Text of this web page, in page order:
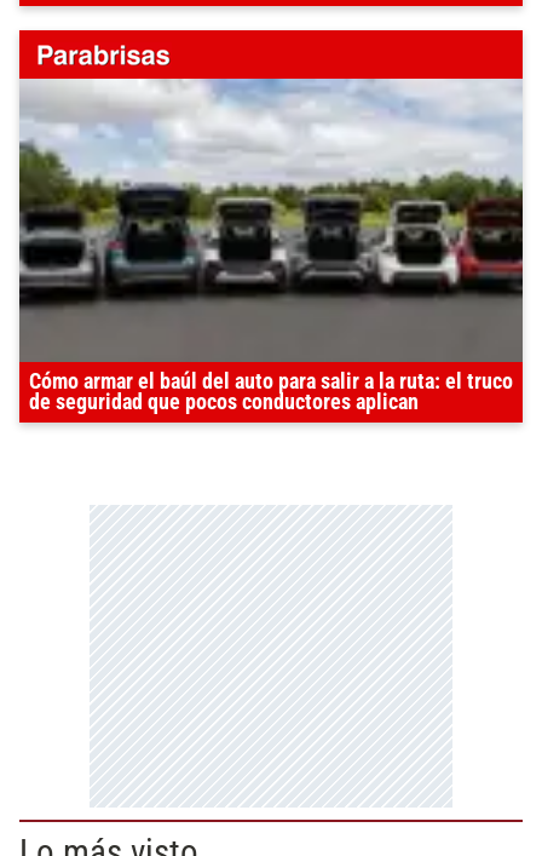
Cómo armar el baúl del auto para salir a la ruta: el truco
de seguridad que pocos conductores aplican